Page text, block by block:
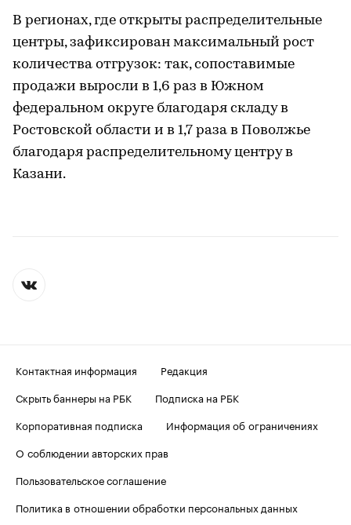
В регионах, где открыты распределительные
центры, зафиксирован максимальный рост
количества отгрузок: так, сопоставимые
продажи выросли в 1,6 раз в Южном
федеральном округе благодаря складу в
Ростовской области и в 1,7 раза в Поволжье
благодаря распределительному центру в
Казани.
Контактная информация
Редакция
Скрыть баннеры на РБК
Подписка на РБК
Корпоративная подписка
Информация об ограничениях
О соблюдении авторских прав
Пользовательское соглашение
Политика в отношении обработки персональных данных